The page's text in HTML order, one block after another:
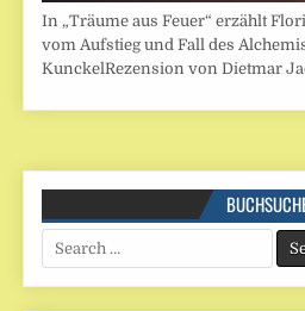
In „Träume aus Feuer“ erzählt
vom Aufstieg und Fall des
KunckelRezension von Dietmar
Search
for: